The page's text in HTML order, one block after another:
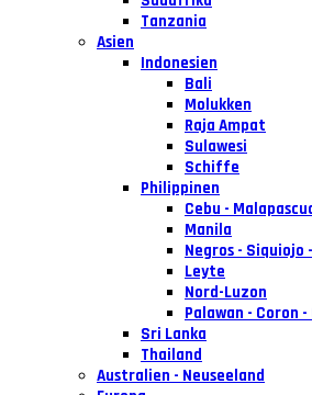
Tanzania
Asien
Indonesien
Bali
Molukken
Raja Ampat
Sulawesi
Schiffe
Philippinen
Cebu -
Manila
Negros - Siquiojo
Leyte
Nord-Luzon
Palawan - Coron
Sri Lanka
Thailand
Australien - Neuseeland